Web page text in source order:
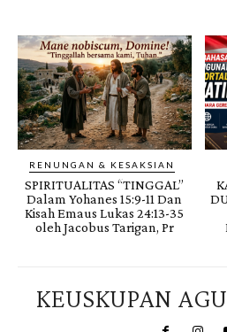
RENUNGAN & KESAKSIAN
SPIRITUALITAS “TINGGAL”
Dalam Yohanes 15:9-11 Dan
Kisah Emaus Lukas 24:13-35
oleh Jacobus Tarigan, Pr
KEUSKUPAN